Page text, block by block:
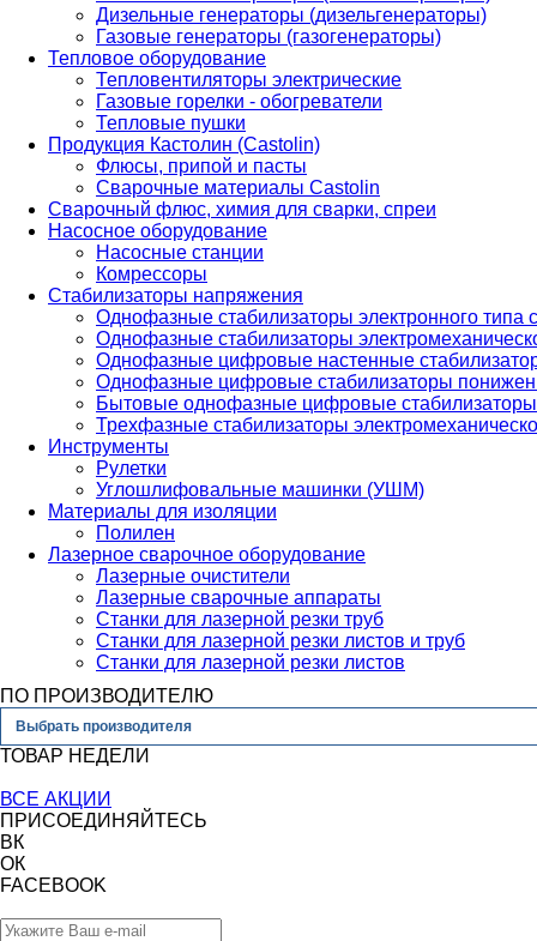
Дизельные генераторы (дизельгенераторы)
Газовые генераторы (газогенераторы)
Тепловое оборудование
Тепловентиляторы электрические
Газовые горелки - обогреватели
Тепловые пушки
Продукция Кастолин (Castolin)
Флюсы, припой и пасты
Сварочные материалы Castolin
Сварочный флюс, химия для сварки, спреи
Насосное оборудование
Насосные станции
Комрессоры
Стабилизаторы напряжения
Однофазные стабилизаторы электронного
Однофазные стабилизаторы
Однофазные цифровые настенные
Однофазные цифровые стабилизаторы
Бытовые однофазные цифровые стабилизаторы
Трехфазные стабилизаторы
Инструменты
Рулетки
Углошлифовальные машинки (УШМ)
Материалы для изоляции
Полилен
Лазерное сварочное оборудование
Лазерные очистители
Лазерные сварочные аппараты
Станки для лазерной резки труб
Станки для лазерной резки листов и труб
Станки для лазерной резки листов
ПО ПРОИЗВОДИТЕЛЮ
Выбрать производителя
ТОВАР НЕДЕЛИ
ВСЕ АКЦИИ
ПРИСОЕДИНЯЙТЕСЬ
ВК
ОК
FACEBOOK